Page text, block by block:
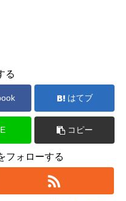
る
はてブ
コピー
フォローする